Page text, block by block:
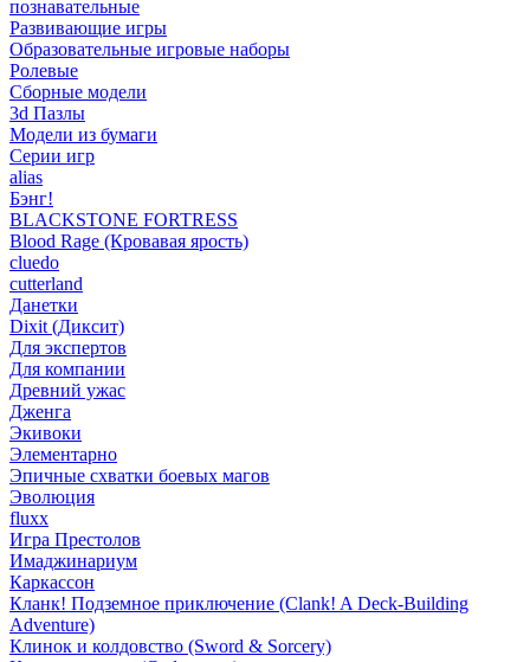
познавательные
Развивающие игры
Образовательные игровые наборы
Ролевые
Сборные модели
3d Пазлы
Модели из бумаги
Серии игр
alias
Бэнг!
BLACKSTONE FORTRESS
Blood Rage (Кровавая ярость)
cluedo
cutterland
Данетки
Dixit (Диксит)
Для экспертов
Для компании
Древний ужас
Дженга
Экивоки
Элементарно
Эпичные схватки боевых магов
Эволюция
fluxx
Игра Престолов
Имаджинариум
Каркассон
Кланк! Подземное приключение (Clank! A Deck-Building
Adventure)
Клинок и колдовство (Sword & Sorcery)